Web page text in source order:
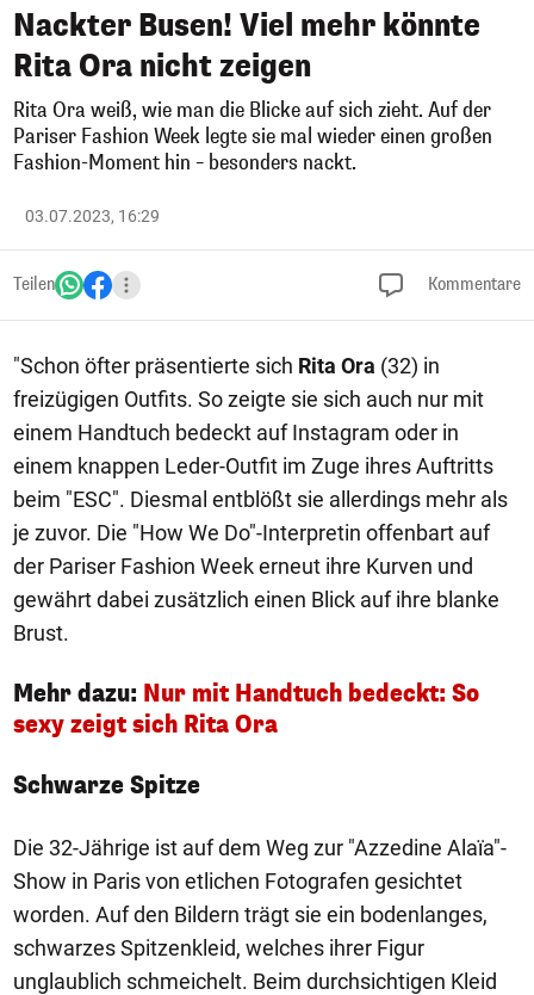
Nackter Busen! Viel mehr könnte
Rita Ora nicht zeigen
Rita Ora weiß, wie man die Blicke auf sich zieht. Auf der
Pariser Fashion Week legte sie mal wieder einen großen
Fashion-Moment hin – besonders nackt.
03.07.2023, 16:29
Teilen Kommentare
"Schon öfter präsentierte sich Rita Ora (32) in
freizügigen Outfits. So zeigte sie sich auch nur mit
einem Handtuch bedeckt auf Instagram oder in
einem knappen Leder-Outfit im Zuge ihres Auftritts
beim "ESC". Diesmal entblößt sie allerdings mehr als
je zuvor. Die "How We Do"-Interpretin offenbart auf
der Pariser Fashion Week erneut ihre Kurven und
gewährt dabei zusätzlich einen Blick auf ihre blanke
Brust.
Mehr dazu: Nur mit Handtuch bedeckt: So
sexy zeigt sich Rita Ora
Schwarze Spitze
Die 32-Jährige ist auf dem Weg zur "Azzedine Alaïa"-
Show in Paris von etlichen Fotografen gesichtet
worden. Auf den Bildern trägt sie ein bodenlanges,
schwarzes Spitzenkleid, welches ihrer Figur
unglaublich schmeichelt. Beim durchsichtigen Kleid